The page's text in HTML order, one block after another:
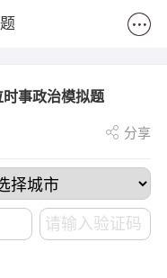
事政治模拟题
分享